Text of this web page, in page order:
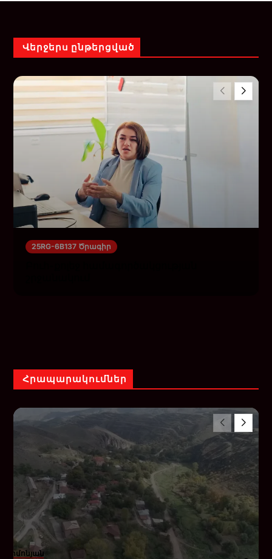
Վերջերս ընթերցված
25RG-6B137 Ծրագիր
Հրապարակումներ
Սիմոնյան